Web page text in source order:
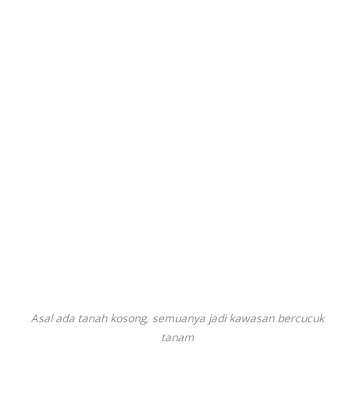
Asal ada tanah kosong, semuanya jadi kawasan bercucuk
tanam